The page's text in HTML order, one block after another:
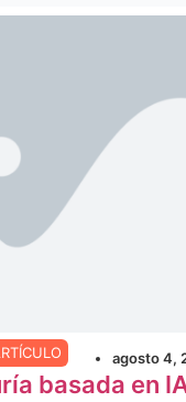
agosto 4,
basada en